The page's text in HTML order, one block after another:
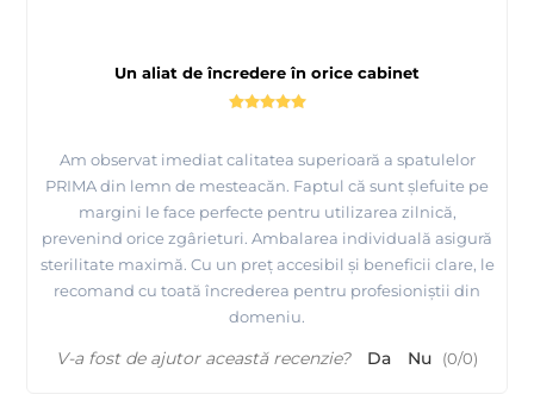
Un aliat de încredere în orice cabinet
Am observat imediat calitatea superioară a spatulelor
PRIMA din lemn de mesteacăn. Faptul că sunt șlefuite pe
margini le face perfecte pentru utilizarea zilnică,
prevenind orice zgârieturi. Ambalarea individuală asigură
sterilitate maximă. Cu un preț accesibil și beneficii clare, le
recomand cu toată încrederea pentru profesioniștii din
domeniu.
V-a fost de ajutor această recenzie? Da Nu (0/0)